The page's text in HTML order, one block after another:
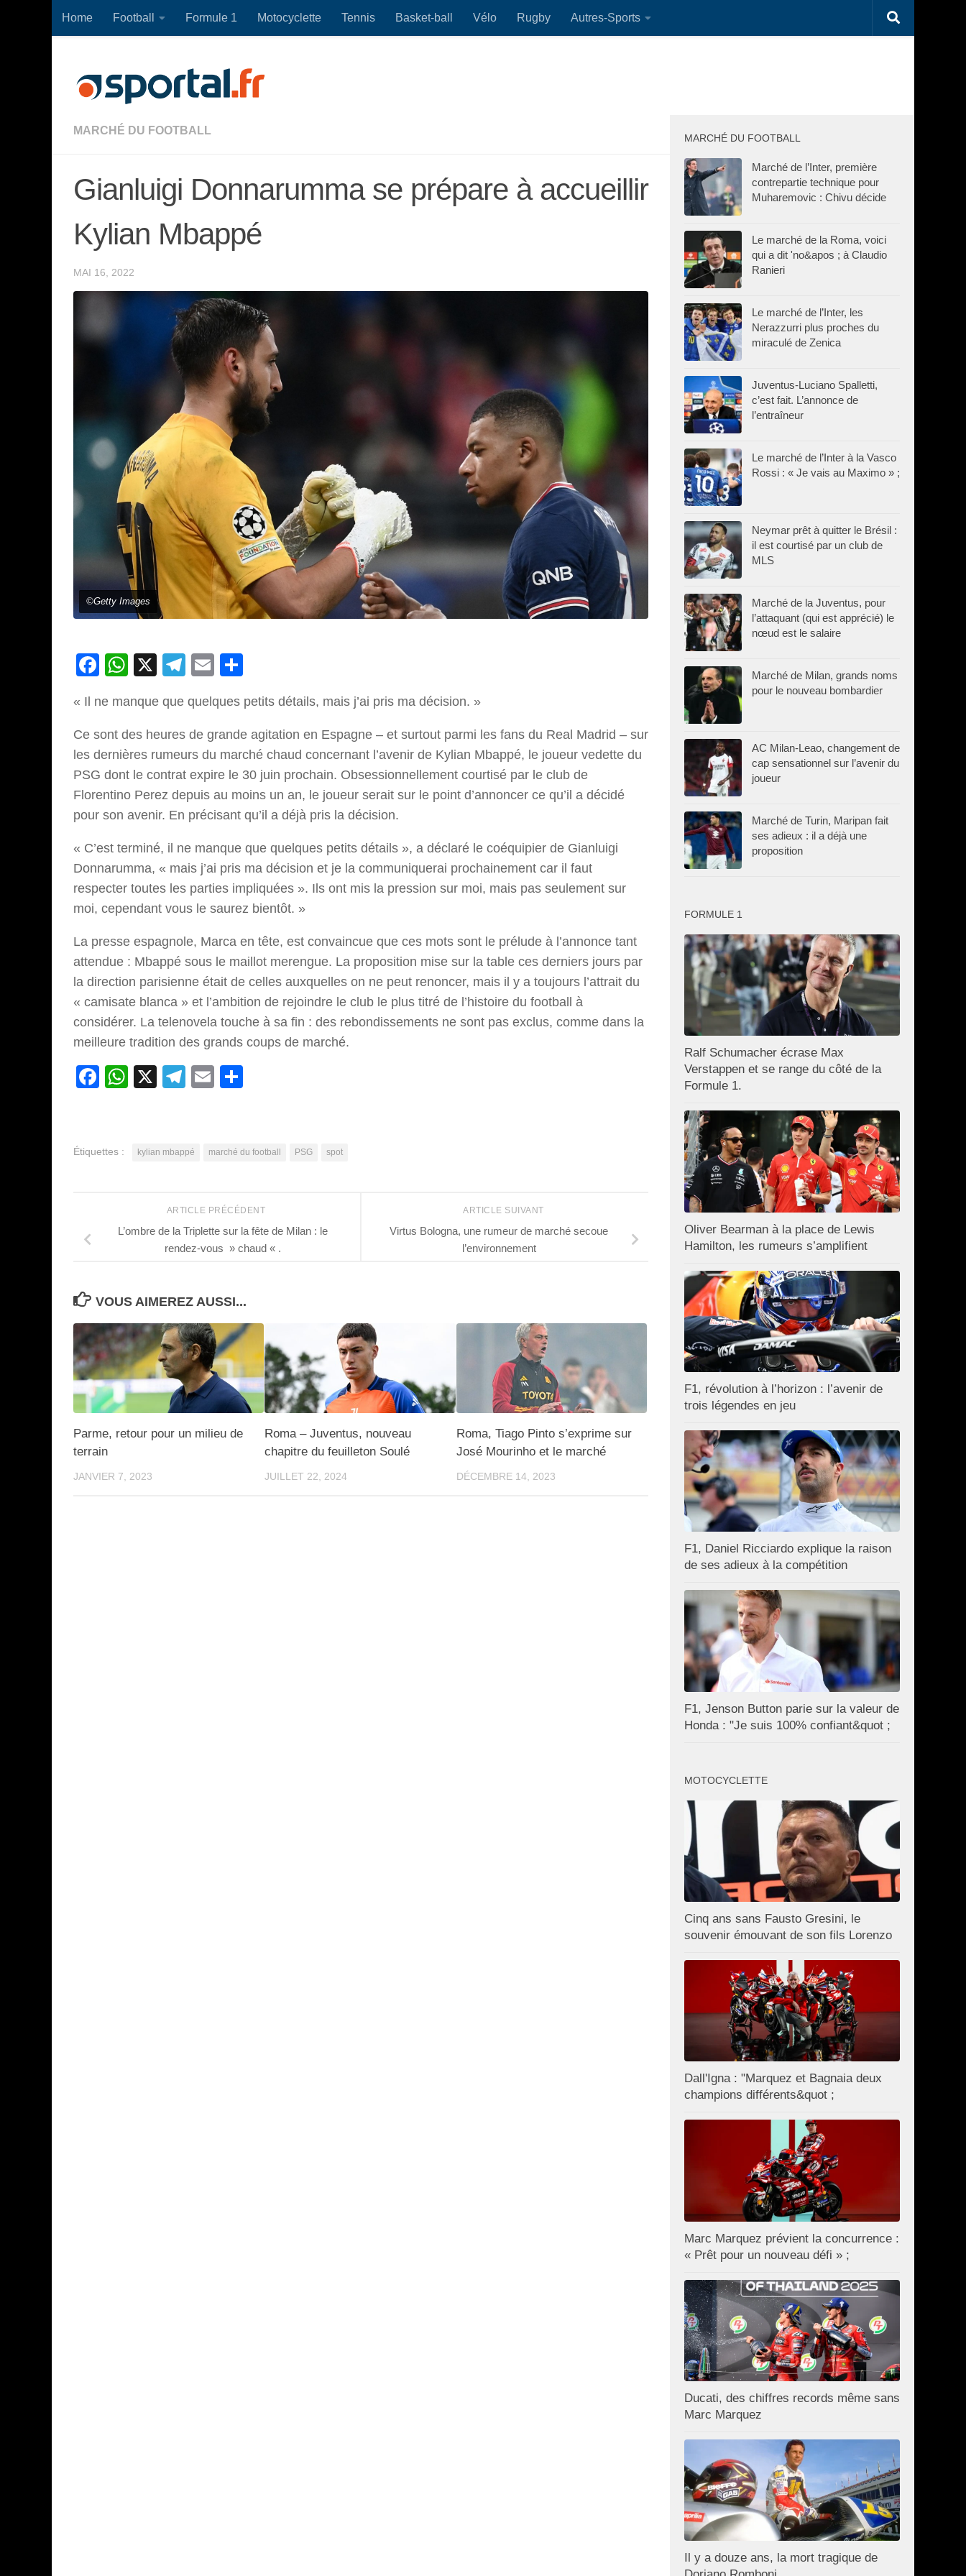
Skip to content
Home Football Formule 1 Motocyclette Tennis Basket-ball Vélo Rugby Autres-Sports
MARCHÉ DU FOOTBALL
Gianluigi Donnarumma se prépare à accueillir
Kylian Mbappé
MAI 16, 2022
©Getty Images
Facebook
WhatsApp
X Telegram
Email
« Il ne manque que quelques petits détails, mais j’ai pris ma décision. »
Ce sont des heures de grande agitation en Espagne – et surtout parmi les fans du Real Madrid – sur
les dernières rumeurs du marché chaud concernant l’avenir de Kylian Mbappé, le joueur vedette du
PSG dont le contrat expire le 30 juin prochain. Obsessionnellement courtisé par le club de
Florentino Perez depuis au moins un an, le joueur serait sur le point d’annoncer ce qu’il a décidé
pour son avenir. En précisant qu’il a déjà pris la décision.
« C’est terminé, il ne manque que quelques petits détails », a déclaré le coéquipier de Gianluigi
Donnarumma, « mais j’ai pris ma décision et je la communiquerai prochainement car il faut
respecter toutes les parties impliquées ». Ils ont mis la pression sur moi, mais pas seulement sur
moi, cependant vous le saurez bientôt. »
La presse espagnole, Marca en tête, est convaincue que ces mots sont le prélude à l’annonce tant
attendue : Mbappé sous le maillot merengue. La proposition mise sur la table ces derniers jours par
la direction parisienne était de celles auxquelles on ne peut renoncer, mais il y a toujours l’attrait du
« camisate blanca » et l’ambition de rejoindre le club le plus titré de l’histoire du football à
considérer. La telenovela touche à sa fin : des rebondissements ne sont pas exclus, comme dans la
meilleure tradition des grands coups de marché.
Facebook
WhatsApp
X Telegram
Email
Étiquettes : kylian mbappé marché du football PSG spot
ARTICLE SUIVANT
Virtus Bologna, une rumeur de marché secoue
l’environnement
ARTICLE PRÉCÉDENT
L’ombre de la Triplette sur la fête de Milan : le
rendez-vous » chaud « .
VOUS AIMEREZ AUSSI...
Parme, retour pour un milieu de
terrain
JANVIER 7, 2023
Roma – Juventus, nouveau
chapitre du feuilleton Soulé
JUILLET 22, 2024
Roma, Tiago Pinto s’exprime sur
José Mourinho et le marché
DÉCEMBRE 14, 2023
MARCHÉ DU FOOTBALL
Marché de l’Inter, première
contrepartie technique pour
Muharemovic : Chivu décide
Le marché de la Roma, voici
qui a dit 'no&apos ; à Claudio
Ranieri
Le marché de l’Inter, les
Nerazzurri plus proches du
miraculé de Zenica
Juventus-Luciano Spalletti,
c’est fait. L’annonce de
l’entraîneur
Le marché de l’Inter à la Vasco
Rossi : « Je vais au Maximo » ;
Neymar prêt à quitter le Brésil :
il est courtisé par un club de
MLS
Marché de la Juventus, pour
l’attaquant (qui est apprécié) le
nœud est le salaire
Marché de Milan, grands noms
pour le nouveau bombardier
AC Milan-Leao, changement de
cap sensationnel sur l’avenir du
joueur
Marché de Turin, Maripan fait
ses adieux : il a déjà une
proposition
FORMULE 1
Ralf Schumacher écrase Max
Verstappen et se range du côté de la
Formule 1.
Oliver Bearman à la place de Lewis
Hamilton, les rumeurs s’amplifient
F1, révolution à l’horizon : l’avenir de
trois légendes en jeu
F1, Daniel Ricciardo explique la raison
de ses adieux à la compétition
F1, Jenson Button parie sur la valeur de
Honda : "Je suis 100% confiant&quot ;
MOTOCYCLETTE
Cinq ans sans Fausto Gresini, le
souvenir émouvant de son fils Lorenzo
Dall'Igna : "Marquez et Bagnaia deux
champions différents&quot ;
Marc Marquez prévient la concurrence :
« Prêt pour un nouveau défi » ;
Ducati, des chiffres records même sans
Marc Marquez
Il y a douze ans, la mort tragique de